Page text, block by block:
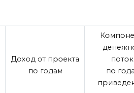
Доход от проекта
по годам
по